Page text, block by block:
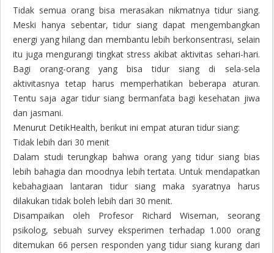
Tidak semua orang bisa merasakan nikmatnya tidur siang.
Meski hanya sebentar, tidur siang dapat mengembangkan
energi yang hilang dan membantu lebih berkonsentrasi, selain
itu juga mengurangi tingkat stress akibat aktivitas sehari-hari.
Bagi orang-orang yang bisa tidur siang di sela-sela
aktivitasnya tetap harus memperhatikan beberapa aturan.
Tentu saja agar tidur siang bermanfata bagi kesehatan jiwa
dan jasmani.
Menurut DetikHealth, berikut ini empat aturan tidur siang:
Tidak lebih dari 30 menit
Dalam studi terungkap bahwa orang yang tidur siang bias
lebih bahagia dan moodnya lebih tertata. Untuk mendapatkan
kebahagiaan lantaran tidur siang maka syaratnya harus
dilakukan tidak boleh lebih dari 30 menit.
Disampaikan oleh Profesor Richard Wiseman, seorang
psikolog, sebuah survey eksperimen terhadap 1.000 orang
ditemukan 66 persen responden yang tidur siang kurang dari